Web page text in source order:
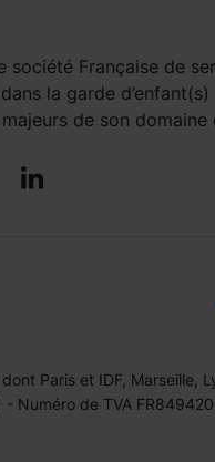
société Française de
la garde
de son domaine
Paris et IDF, Marseille,
Numéro de TVA